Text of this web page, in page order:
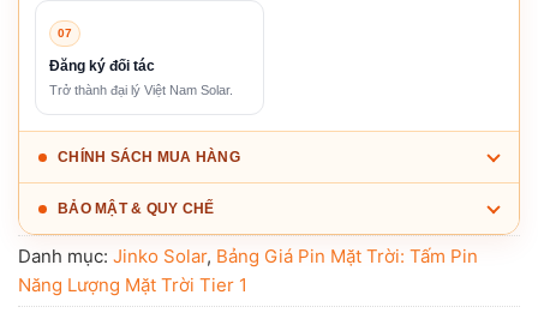
07
Đăng ký đối tác
Trở thành đại lý Việt Nam Solar.
CHÍNH SÁCH MUA HÀNG
BẢO MẬT & QUY CHẾ
Danh mục: Jinko Solar, Bảng Giá Pin Mặt Trời: Tấm Pin
Năng Lượng Mặt Trời Tier 1